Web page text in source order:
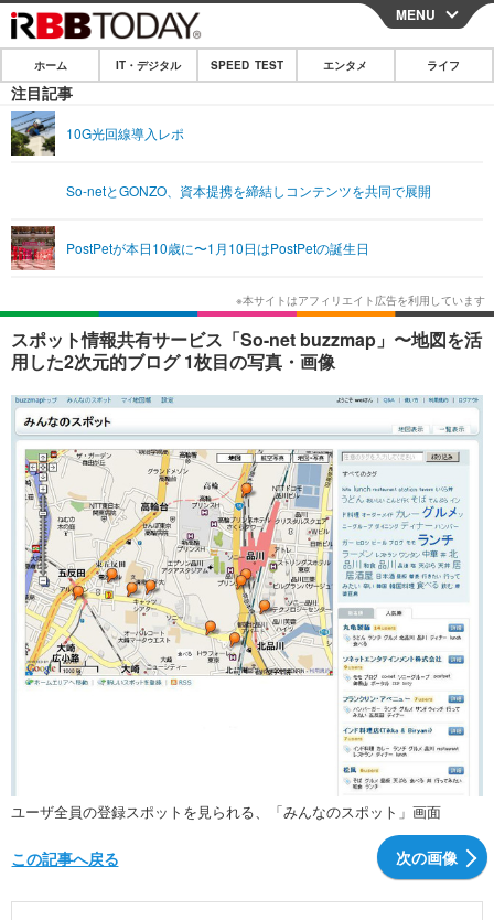
CLOSE
ホーム
IT・デジタル
ショッピング その他
エンタメTOP 映画・ドラマ
韓国・芸能
音楽 スポーツ
ショッピング その他
ライフ
ライフTOP グルメ
ペット ショッピング
その他
リリース一覧
プッシュ通知の停止方法
MENU
ホーム IT・デジタル SPEED TEST エンタメ ライフ
注目記事
10G光回線導入レポ
So-netとGONZO、資本提携を締結しコンテンツを共同で展開
PostPetが本日10歳に〜1月10日はPostPetの誕生日
スポット情報共有サービス「So-net buzzmap」〜地図を活
用した2次元的ブログ 1枚目の写真・画像
ユーザ全員の登録スポットを見られる、「みんなのスポット」画面
次の画像
この記事へ戻る